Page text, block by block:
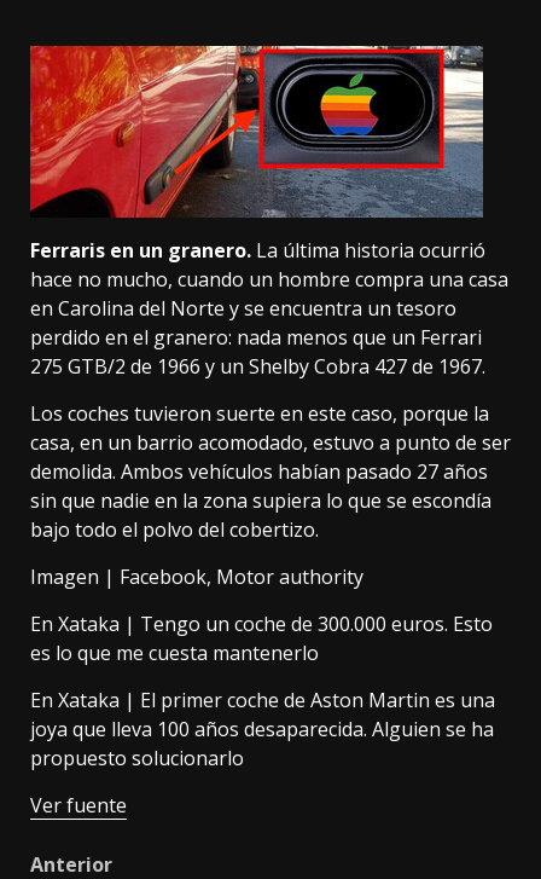
Ferraris en un granero. La última historia ocurrió
hace no mucho, cuando un hombre compra una casa
en Carolina del Norte y se encuentra un tesoro
perdido en el granero: nada menos que un Ferrari
275 GTB/2 de 1966 y un Shelby Cobra 427 de 1967.
Los coches tuvieron suerte en este caso, porque la
casa, en un barrio acomodado, estuvo a punto de ser
demolida. Ambos vehículos habían pasado 27 años
sin que nadie en la zona supiera lo que se escondía
bajo todo el polvo del cobertizo.
Imagen | Facebook, Motor authority
En Xataka | Tengo un coche de 300.000 euros. Esto
es lo que me cuesta mantenerlo
En Xataka | El primer coche de Aston Martin es una
joya que lleva 100 años desaparecida. Alguien se ha
propuesto solucionarlo
Ver fuente
Anterior